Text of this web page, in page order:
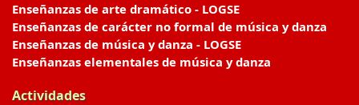
Enseñanzas de arte dramático - LOGSE
Enseñanzas de carácter no formal de música y danza
Enseñanzas de música y danza - LOGSE
Enseñanzas elementales de música y danza
Actividades